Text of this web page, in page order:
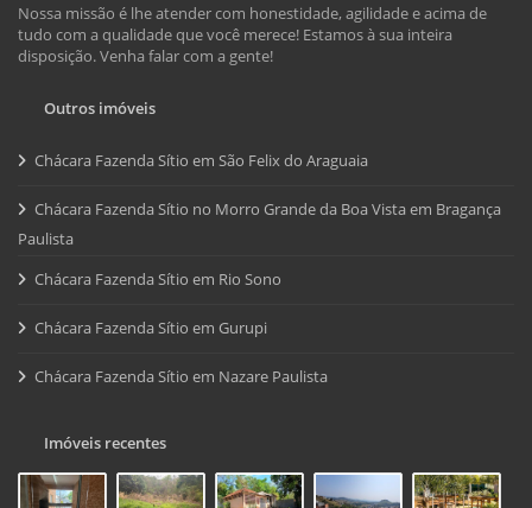
Nossa missão é lhe atender com honestidade, agilidade e acima de
tudo com a qualidade que você merece! Estamos à sua inteira
disposição. Venha falar com a gente!
Outros imóveis
Chácara Fazenda Sítio em São Felix do Araguaia
Chácara Fazenda Sítio no Morro Grande da Boa Vista em Bragança
Paulista
Chácara Fazenda Sítio em Rio Sono
Chácara Fazenda Sítio em Gurupi
Chácara Fazenda Sítio em Nazare Paulista
Imóveis recentes